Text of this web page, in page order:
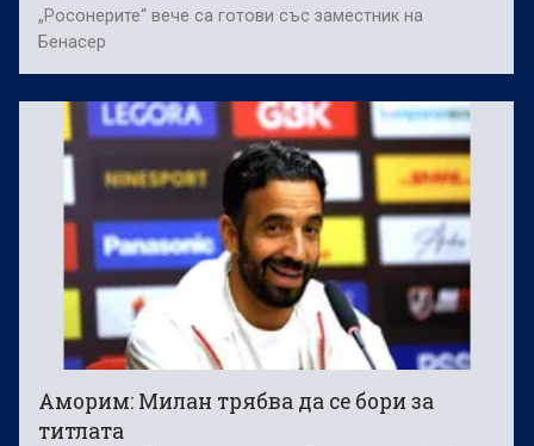
„Росонерите“ вече са готови със заместник на
Бенасер
Аморим: Милан трябва да се бори за
титлата